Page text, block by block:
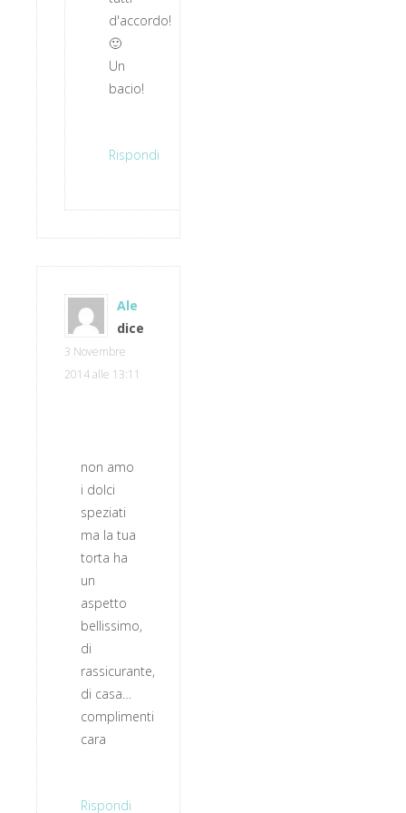
d'accordo!
🙂
Un
bacio!
Rispondi
Ale
dice
3 Novembre
2014 alle 13:11
non amo
i dolci
speziati
ma la tua
torta ha
un
aspetto
bellissimo,
di
rassicurante,
di casa…
complimenti
cara
Rispondi